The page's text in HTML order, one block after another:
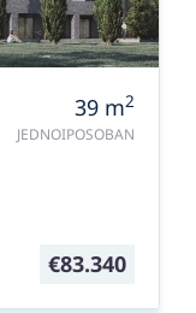
39 m2
JEDNOIPOSOBAN
€83.340